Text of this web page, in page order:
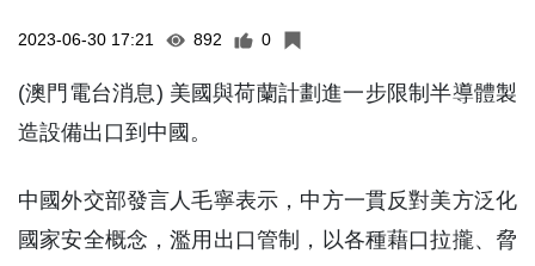
2023-06-30 17:21 892 0
(澳門電台消息) 美國與荷蘭計劃進一步限制半導體製
造設備出口到中國。
中國外交部發言人毛寧表示，中方一貫反對美方泛化
國家安全概念，濫用出口管制，以各種藉口拉攏、脅